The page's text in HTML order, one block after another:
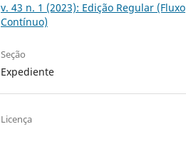
v. 43 n. 1 (2023): Edição Regular (Fluxo
Contínuo)
Seção
Expediente
Licença